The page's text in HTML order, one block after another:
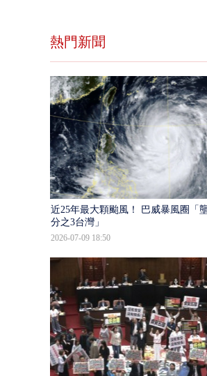
熱門新聞
近25年最大顆颱風！ 巴威暴風圈「壟
分之3台灣」
2026-07-09 18:50